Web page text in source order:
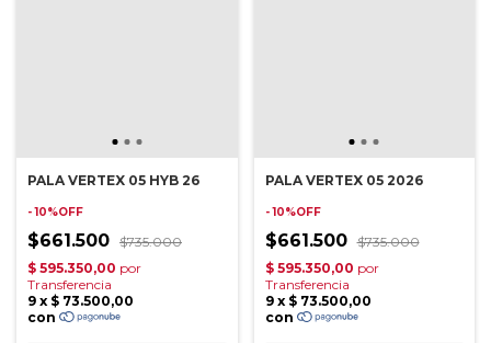
PALA VERTEX 05 HYB 26
- 10%OFF
$661.500 $735.000
PALA VERTEX 05 2026
- 10%OFF
$661.500 $735.000